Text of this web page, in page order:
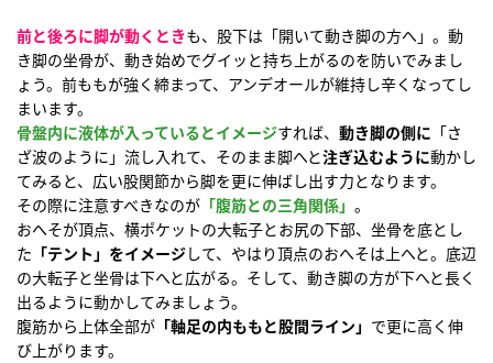
前と後ろに脚が動くときも、股下は「開いて動き脚の方へ」。動
き脚の坐骨が、動き始めでグイッと持ち上がるのを防いでみまし
ょう。前ももが強く締まって、アンデオールが維持し辛くなってし
まいます。
骨盤内に液体が入っているとイメージすれば、 動き脚の側に 「さ
ざ波のように」流し入れて、そのまま脚へと注ぎ込むように動かし
てみると、広い股関節から脚を更に伸ばし出す力となります。
その際に注意すべきなのが 「腹筋との三角関係」 。
おへそが頂点、横ポケットの大転子とお尻の下部、坐骨を底とし
た 「テント」をイメージして、やはり頂点のおへそは上へと。底辺
の大転子と坐骨は下へと広がる。そして、動き脚の方が下へと長く
出るように動かしてみましょう。
腹筋から上体全部が 「軸足の内ももと股間ライン」 で更に高く伸
び上がります。